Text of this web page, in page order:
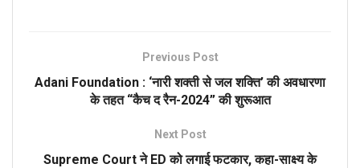
Previous Post
Adani Foundation : ‘नारी शक्ती से जल शक्ति’ की अवधारणा
के तहत “कैच द रैन-2024” की शुरूआत
Next Post
Supreme Court ने ED को लगाई फटकार, कहा-साक्ष्य के